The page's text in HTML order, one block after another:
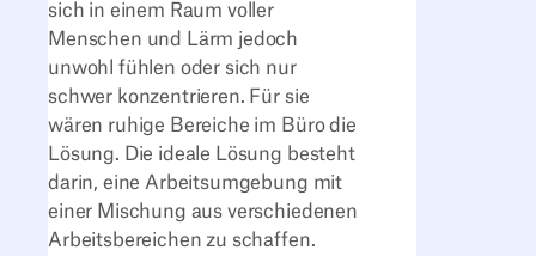
sich in einem Raum voller
Menschen und Lärm jedoch
unwohl fühlen oder sich nur
schwer konzentrieren. Für sie
wären ruhige Bereiche im Büro die
Lösung. Die ideale Lösung besteht
darin, eine Arbeitsumgebung mit
einer Mischung aus verschiedenen
Arbeitsbereichen zu schaffen.